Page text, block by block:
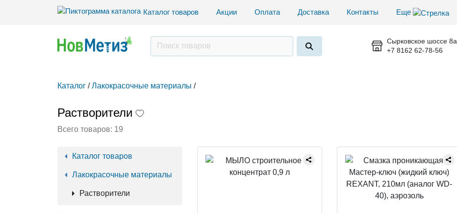
Каталог товаров Акции Оплата Доставка Контакты Еще
Сырковское шоссе 8а
+7 8162 62-78-56
Каталог / Лакокрасочные материалы /
Растворители
Всего товаров: 19
Каталог товаров
Лакокрасочные материалы
Растворители